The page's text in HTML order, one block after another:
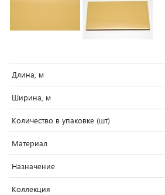
Длина, м
Ширина, м
Количество в упаковке (шт)
Материал
Назначение
Коллекция